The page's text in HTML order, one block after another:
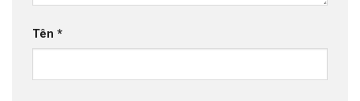
Tên *